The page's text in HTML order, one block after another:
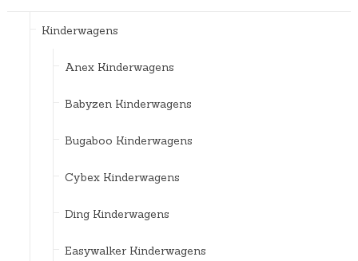
Kinderwagens
Anex Kinderwagens
Babyzen Kinderwagens
Bugaboo Kinderwagens
Cybex Kinderwagens
Ding Kinderwagens
Easywalker Kinderwagens